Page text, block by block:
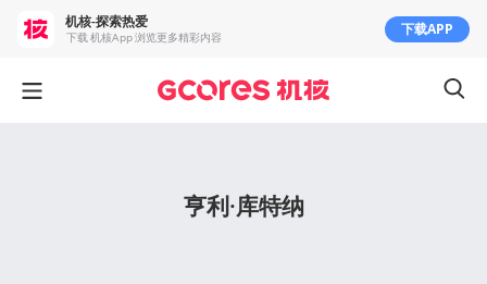
亨利·库特纳
机核-探索热爱
下载 机核App 浏览更多精彩内容 下载APP